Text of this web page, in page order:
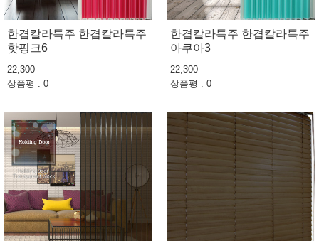
한겹칼라특주 한겹칼라특주
핫핑크6
22,300
상품평 : 0
한겹칼라특주 한겹칼라특주
아쿠아3
22,300
상품평 : 0